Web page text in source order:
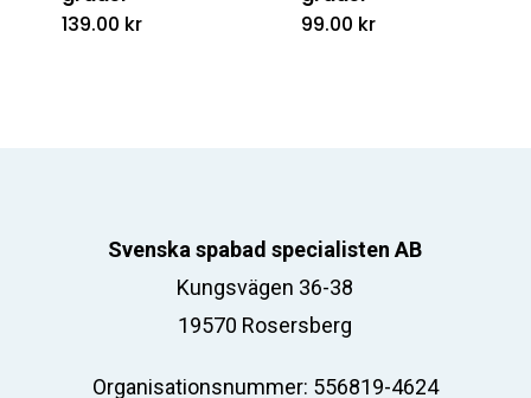
139.00 kr
99.00 kr
Svenska spabad specialisten AB
Kungsvägen 36-38
19570 Rosersberg
Organisationsnummer: 556819-4624